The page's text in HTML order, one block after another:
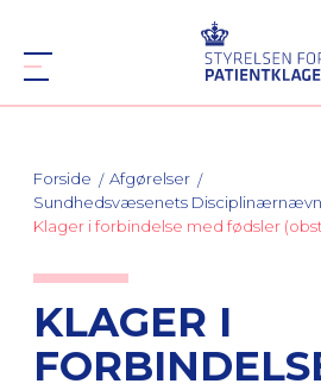
Forside
Afgørelser
Sundhedsvæsenets Disciplinærnævn
Klager i forbindelse med fødsler
KLAGER I